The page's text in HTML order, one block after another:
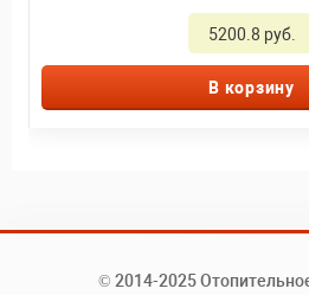
5200.8 руб.
В корзину
© 2014-2025